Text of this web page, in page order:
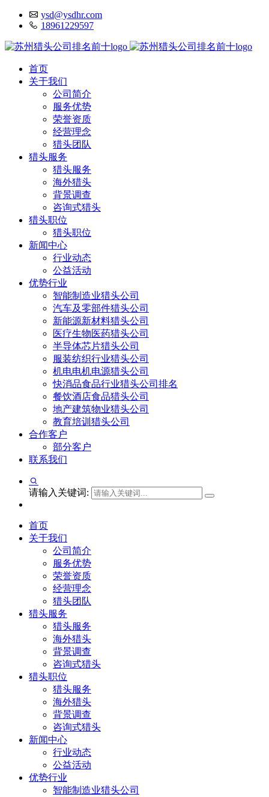
ysd@ysdhr.com
18961229597
首页
关于我们
公司简介
服务优势
荣誉资质
经营理念
猎头团队
猎头服务
猎头服务
海外猎头
背景调查
咨询式猎头
猎头职位
猎头职位
新闻中心
行业动态
公益活动
优势行业
智能制造业猎头公司
汽车及零部件猎头公司
新能源新材料猎头公司
医疗生物医药猎头公司
半导体芯片猎头公司
服装纺织行业猎头公司
机电电机电源猎头公司
快消品食品行业猎头公司排名
餐饮酒店食品猎头公司
地产建筑物业猎头公司
教育培训猎头公司
合作客户
部分客户
联系我们
请输入关键词:
首页
关于我们
公司简介
服务优势
荣誉资质
经营理念
猎头团队
猎头服务
猎头服务
海外猎头
背景调查
咨询式猎头
猎头职位
猎头服务
海外猎头
背景调查
咨询式猎头
新闻中心
行业动态
公益活动
优势行业
智能制造业猎头公司